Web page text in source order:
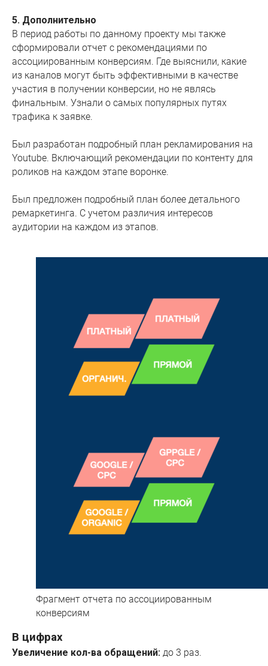
5. Дополнительно
В период работы по данному проекту мы также
сформировали отчет с рекомендациями по
ассоциированным конверсиям. Где выяснили, какие
из каналов могут быть эффективными в качестве
участия в получении конверсии, но не являсь
финальным. Узнали о самых популярных путях
трафика к заявке.
Был разработан подробный план рекламирования на
Youtube. Включающий рекомендации по контенту для
роликов на каждом этапе воронке.
Был предложен подробный план более детального
ремаркетинга. С учетом различия интересов
аудитории на каждом из этапов.
Фрагмент отчета по ассоциированным
конверсиям
В цифрах
Увеличение кол-ва обращений: до 3 раз.